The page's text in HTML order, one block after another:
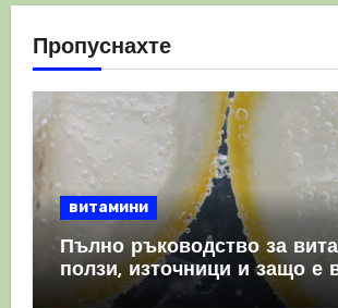
Пропуснахте
витамини
Пълно ръководство за
ползи, източници и защо е
имунната система